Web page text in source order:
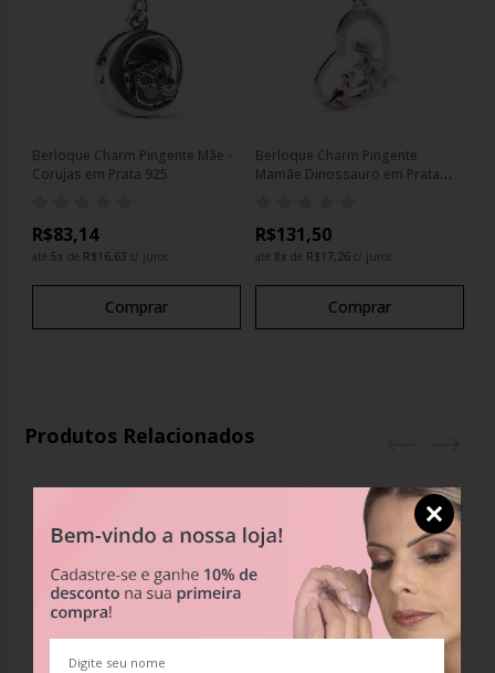
Berloque Charm Pingente Mãe -
Corujas em Prata 925
R$83,14
até 5x de R$16,63 s/ juros
Comprar
Berloque Charm Pingente
Mamãe Dinossauro em Prata
R$131,50
até 8x de R$17,26c/ juros
Comprar
Produtos Relacionados